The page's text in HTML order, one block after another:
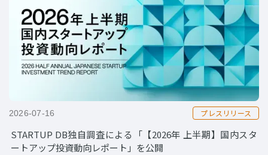
2026-07-16 プレスリリース
STARTUP DB独自調査による「【2026年 上半期】国内スタ
ートアップ投資動向レポート」を公開